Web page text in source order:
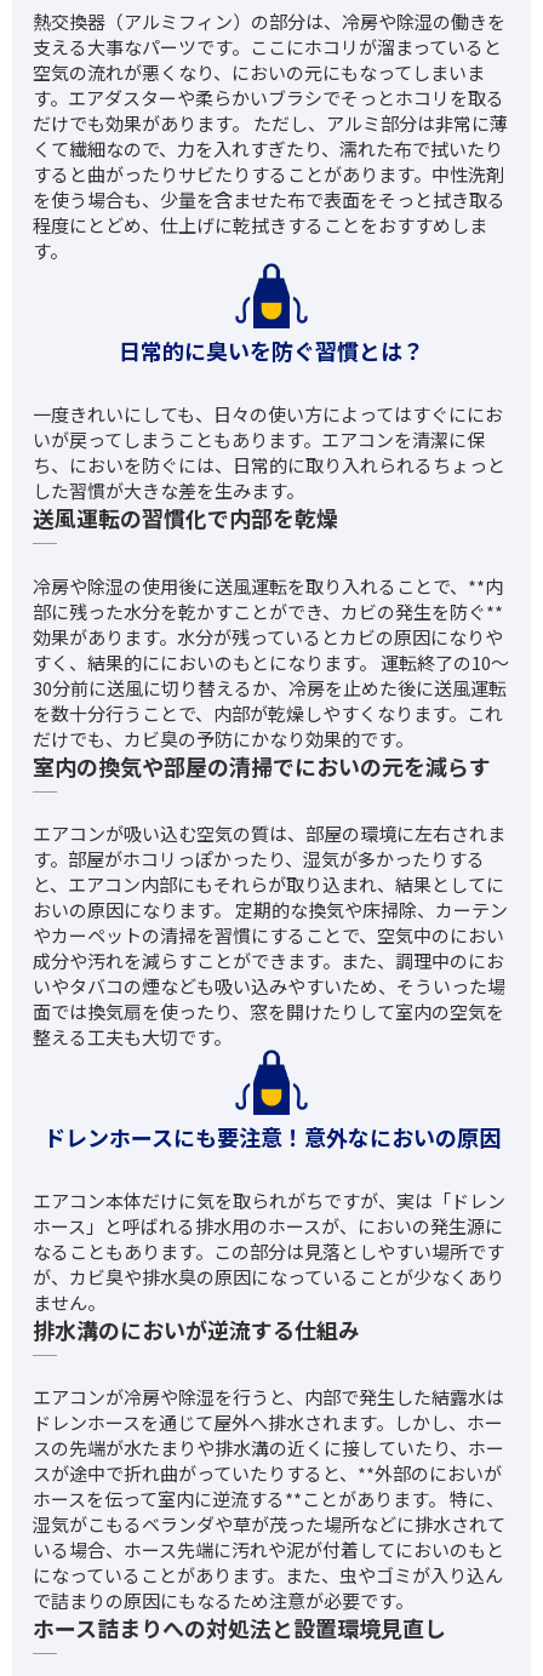
熱交換器（アルミフィン）の部分は、冷房や除湿の働きを
支える大事なパーツです。ここにホコリが溜まっていると
空気の流れが悪くなり、においの元にもなってしまいま
す。エアダスターや柔らかいブラシでそっとホコリを取る
だけでも効果があります。 ただし、アルミ部分は非常に薄
くて繊細なので、力を入れすぎたり、濡れた布で拭いたり
すると曲がったりサビたりすることがあります。中性洗剤
を使う場合も、少量を含ませた布で表面をそっと拭き取る
程度にとどめ、仕上げに乾拭きすることをおすすめしま
す。
日常的に臭いを防ぐ習慣とは？
一度きれいにしても、日々の使い方によってはすぐににお
いが戻ってしまうこともあります。エアコンを清潔に保
ち、においを防ぐには、日常的に取り入れられるちょっと
した習慣が大きな差を生みます。
送風運転の習慣化で内部を乾燥
冷房や除湿の使用後に送風運転を取り入れることで、**内
部に残った水分を乾かすことができ、カビの発生を防ぐ**
効果があります。水分が残っているとカビの原因になりや
すく、結果的ににおいのもとになります。 運転終了の10〜
30分前に送風に切り替えるか、冷房を止めた後に送風運転
を数十分行うことで、内部が乾燥しやすくなります。これ
だけでも、カビ臭の予防にかなり効果的です。
室内の換気や部屋の清掃でにおいの元を減らす
エアコンが吸い込む空気の質は、部屋の環境に左右されま
す。部屋がホコリっぽかったり、湿気が多かったりする
と、エアコン内部にもそれらが取り込まれ、結果としてに
おいの原因になります。 定期的な換気や床掃除、カーテン
やカーペットの清掃を習慣にすることで、空気中のにおい
成分や汚れを減らすことができます。また、調理中のにお
いやタバコの煙なども吸い込みやすいため、そういった場
面では換気扇を使ったり、窓を開けたりして室内の空気を
整える工夫も大切です。
ドレンホースにも要注意！意外なにおいの原因
エアコン本体だけに気を取られがちですが、実は「ドレン
ホース」と呼ばれる排水用のホースが、においの発生源に
なることもあります。この部分は見落としやすい場所です
が、カビ臭や排水臭の原因になっていることが少なくあり
ません。
排水溝のにおいが逆流する仕組み
エアコンが冷房や除湿を行うと、内部で発生した結露水は
ドレンホースを通じて屋外へ排水されます。しかし、ホー
スの先端が水たまりや排水溝の近くに接していたり、ホー
スが途中で折れ曲がっていたりすると、**外部のにおいが
ホースを伝って室内に逆流する**ことがあります。 特に、
湿気がこもるベランダや草が茂った場所などに排水されて
いる場合、ホース先端に汚れや泥が付着してにおいのもと
になっていることがあります。また、虫やゴミが入り込ん
で詰まりの原因にもなるため注意が必要です。
ホース詰まりへの対処法と設置環境見直し